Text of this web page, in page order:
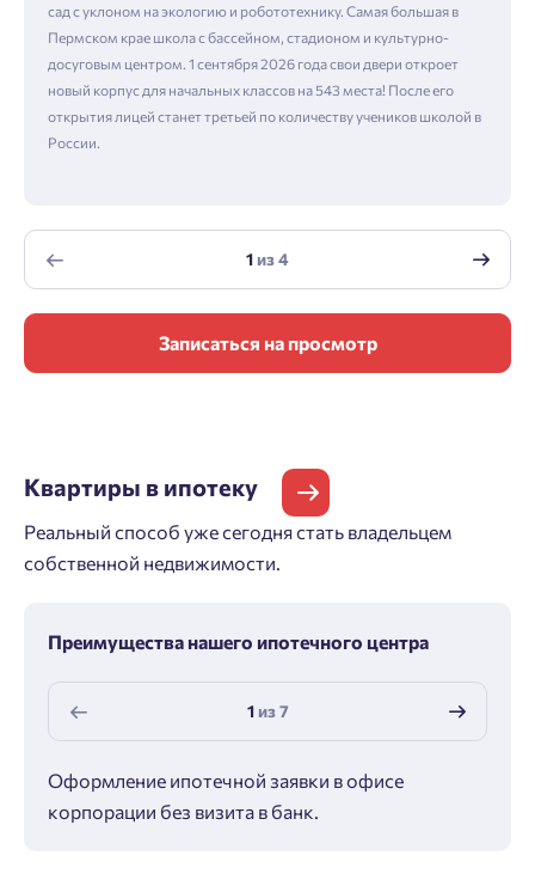
сад с уклоном на экологию и робототехнику. Самая большая в
Пермском крае школа с бассейном, стадионом и культурно-
досуговым центром. 1 сентября 2026 года свои двери откроет
новый корпус для начальных классов на 543 места! После его
открытия лицей станет третьей по количеству учеников школой в
России.
1из4
Записаться на просмотр
Квартиры в ипотеку
Реальный способ уже сегодня стать владельцем
собственной недвижимости.
Преимущества нашего ипотечного центра
1из7
Оформление ипотечной заявки в офисе
корпорации без визита в банк.